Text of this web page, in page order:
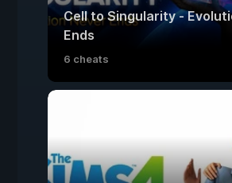
Cell to Singularity -
Ends
6 cheats